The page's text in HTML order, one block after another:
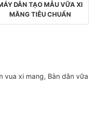
DẰN TẠO MẪU VỮA XI
MĂNG TIÊU CHUẨN